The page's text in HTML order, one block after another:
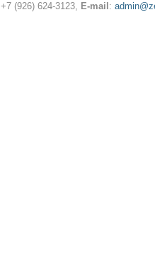
+7 (926) 624-3123, E-mail :